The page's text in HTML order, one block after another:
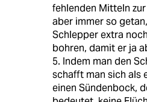
fehlenden Mitteln
aber immer so
Schlepper extra
bohren, damit er ja
5. Indem man den
schafft man sich als
einen Sündenbock,